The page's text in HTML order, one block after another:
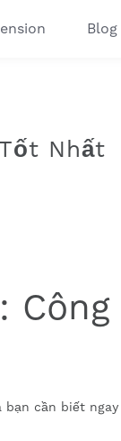
Blog
Nhất
Công
cần biết ngay